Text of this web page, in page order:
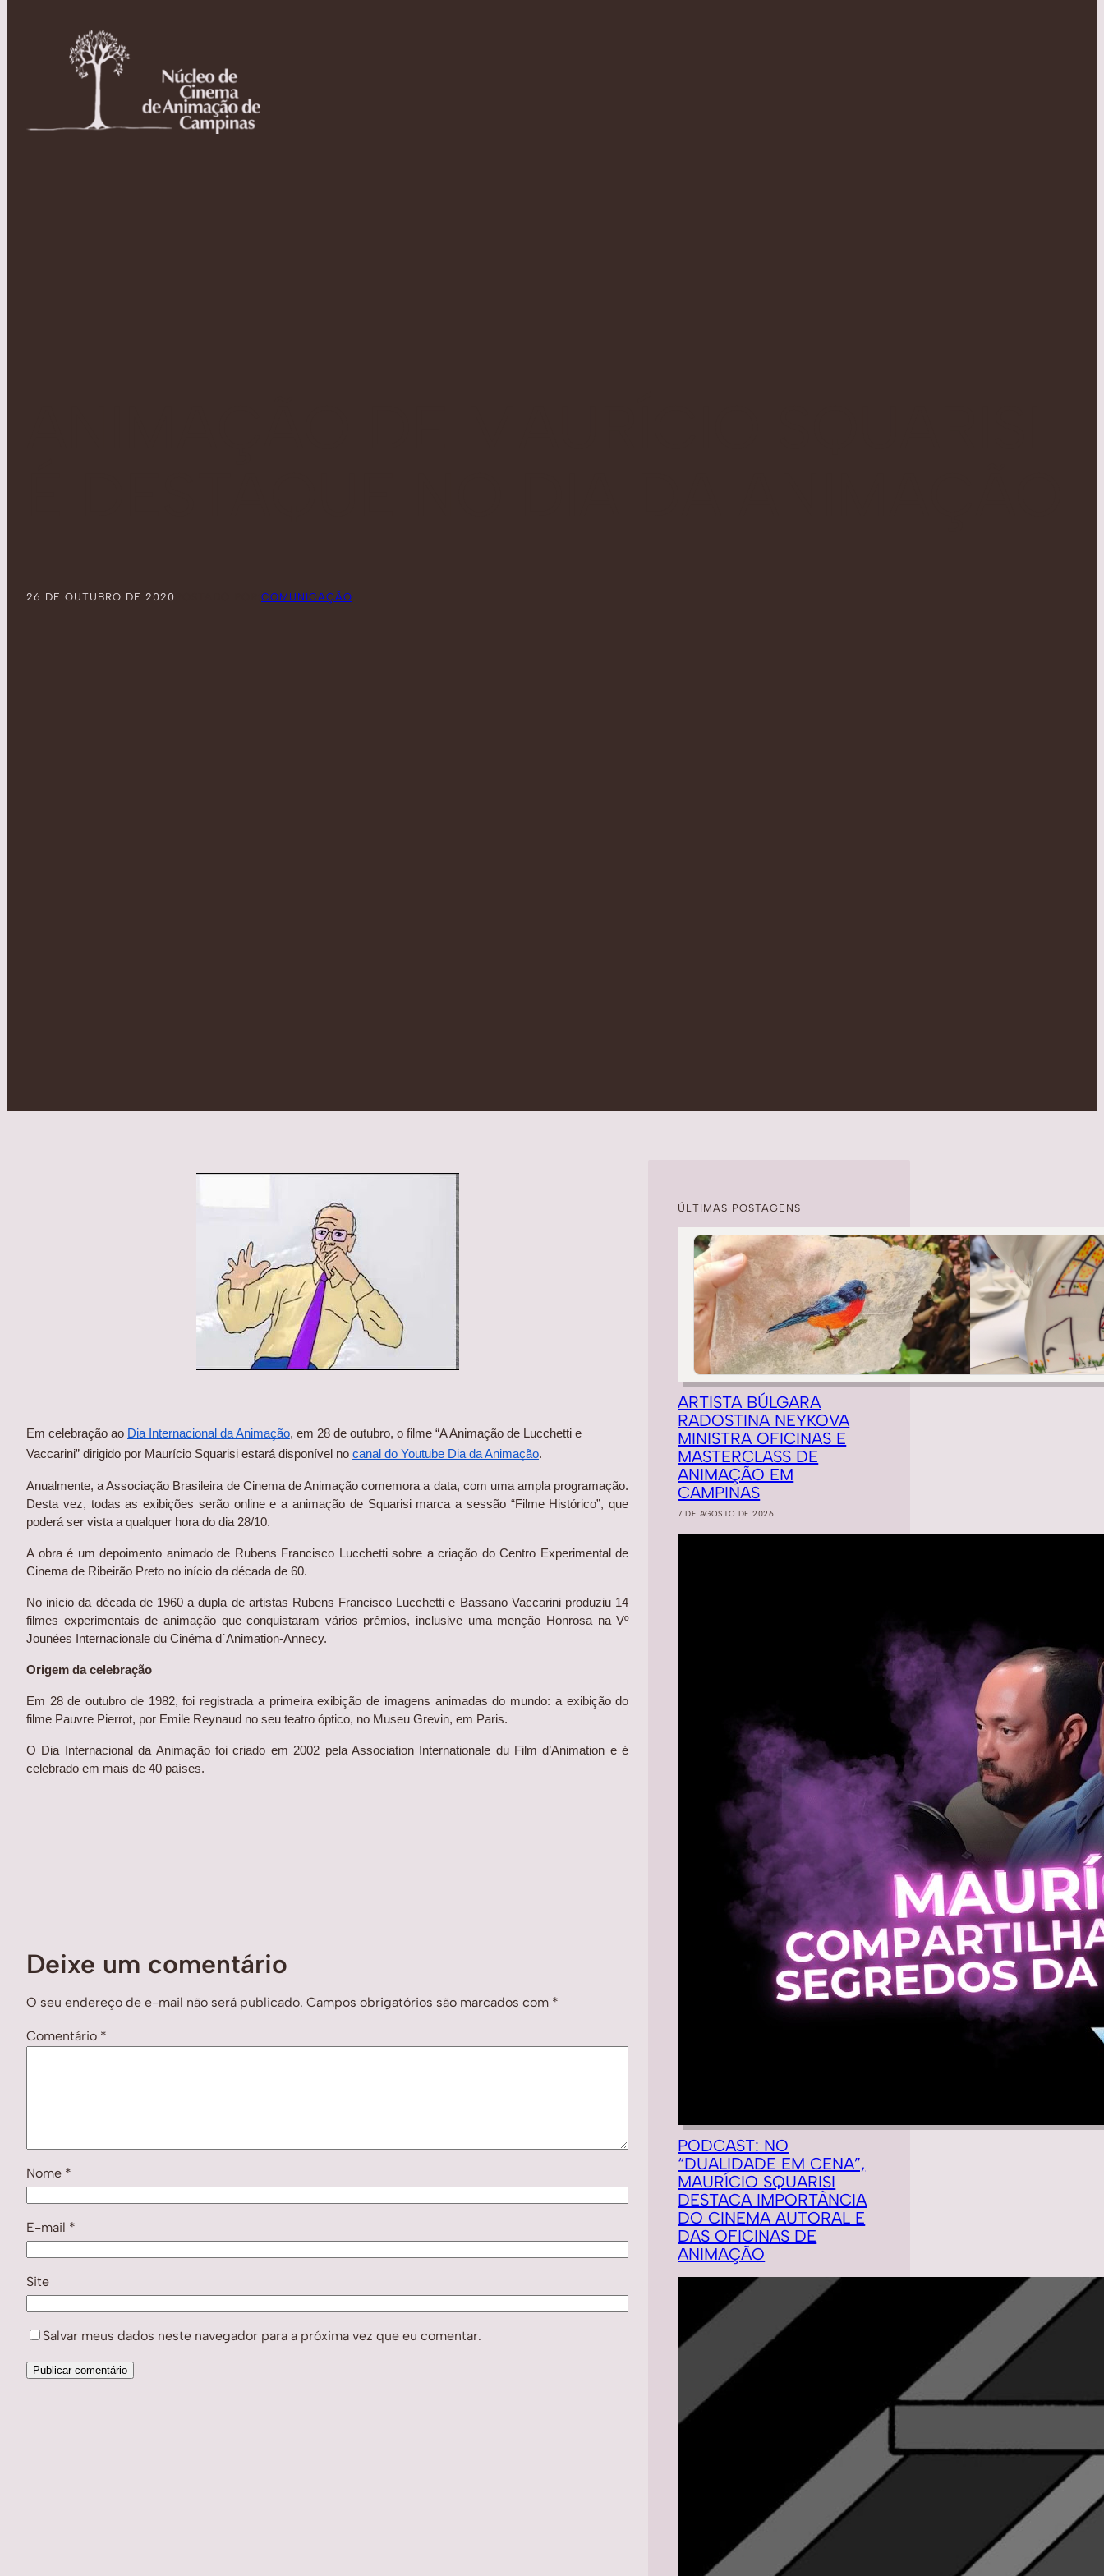
26 DE OUTUBRO DE 2020 COMUNICAÇÃO
Em celebração ao Dia Internacional da Animação, em 28 de outubro, o filme “A Animação de Lucchetti e
Vaccarini” dirigido por Maurício Squarisi estará disponível no canal do Youtube Dia da Animação.
Anualmente, a Associação Brasileira de Cinema de Animação comemora a data, com uma ampla programação.
Desta vez, todas as exibições serão online e a animação de Squarisi marca a sessão “Filme Histórico”, que
poderá ser vista a qualquer hora do dia 28/10.
A obra é um depoimento animado de Rubens Francisco Lucchetti sobre a criação do Centro Experimental de
Cinema de Ribeirão Preto no início da década de 60.
No início da década de 1960 a dupla de artistas Rubens Francisco Lucchetti e Bassano Vaccarini produziu 14
filmes experimentais de animação que conquistaram vários prêmios, inclusive uma menção Honrosa na Vº
Jounées Internacionale du Cinéma d´Animation-Annecy.
Origem da celebração
Em 28 de outubro de 1982, foi registrada a primeira exibição de imagens animadas do mundo: a exibição do
filme Pauvre Pierrot, por Emile Reynaud no seu teatro óptico, no Museu Grevin, em Paris.
O Dia Internacional da Animação foi criado em 2002 pela Association Internationale du Film d’Animation e é
celebrado em mais de 40 países.
Deixe um comentário
O seu endereço de e-mail não será publicado. Campos obrigatórios são marcados com *
Comentário *
Nome *
E-mail *
Site
Salvar meus dados neste navegador para a próxima vez que eu comentar.
ÚLTIMAS POSTAGENS
ARTISTA BÚLGARA
RADOSTINA NEYKOVA
MINISTRA OFICINAS E
MASTERCLASS DE
ANIMAÇÃO EM
CAMPINAS
7 DE AGOSTO DE 2026
PODCAST: NO
“DUALIDADE EM CENA”,
MAURÍCIO SQUARISI
DESTACA IMPORTÂNCIA
DO CINEMA AUTORAL E
DAS OFICINAS DE
ANIMAÇÃO